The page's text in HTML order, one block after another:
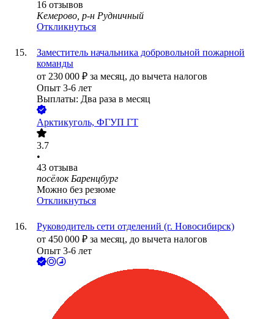
16 отзывов
Кемерово, р-н Рудничный
Откликнуться
Заместитель начальника добровольной пожарной
команды
от 230 000 ₽ за месяц, до вычета налогов
Опыт 3-6 лет
Выплаты: Два раза в месяц
Арктикуголь, ФГУП ГТ
3.7
•
43 отзыва
посёлок Баренцбург
Можно без резюме
Откликнуться
Руководитель сети отделений (г. Новосибирск)
от 450 000 ₽ за месяц, до вычета налогов
Опыт 3-6 лет